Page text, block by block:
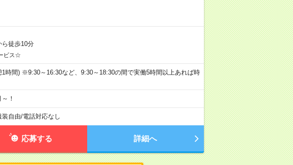
ら徒歩10分
ビス☆
時間) ※9:30～16:30など、9:30～18:30の間で実働5時間以上あれば時
！
装自由/電話対応なし
応募する 詳細へ